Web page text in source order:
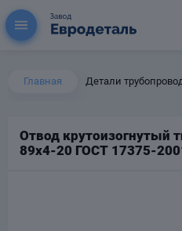
Главная Детали
Отвод крутоизогнутый
89х4-20 ГОСТ 17375-
для труб